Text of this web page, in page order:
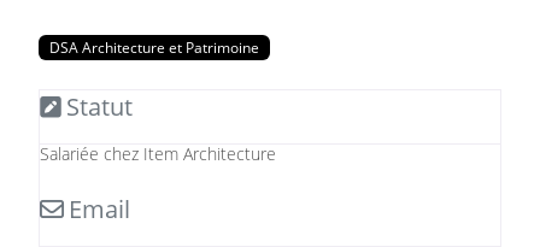
DSA Architecture et Patrimoine
Statut
Salariée chez Item Architecture
Email